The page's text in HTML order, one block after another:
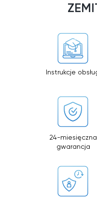
Instrukcje
24-miesięczna
gwarancja